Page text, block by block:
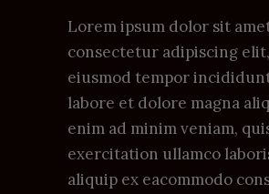
Lorem ipsum dolor sit
consectetur adipiscing
eiusmod tempor
labore et dolore magna
enim ad minim veniam,
exercitation ullamco
aliquip ex eacommodo